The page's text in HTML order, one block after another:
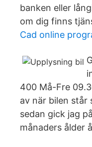
banken eller
om dig finns
Cad online
400 Må-Fre
av när bilen står
sedan gick jag
månaders ålder